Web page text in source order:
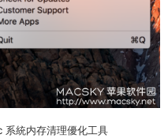
統内存清理優化工具